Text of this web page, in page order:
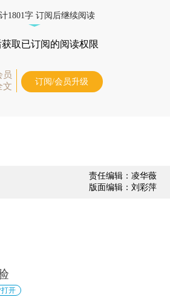
1801字 订阅后继续阅读
获取已订阅的阅读权限
员
文
订阅/会员升级
责任编辑：凌华薇
版面编辑：刘彩萍
开